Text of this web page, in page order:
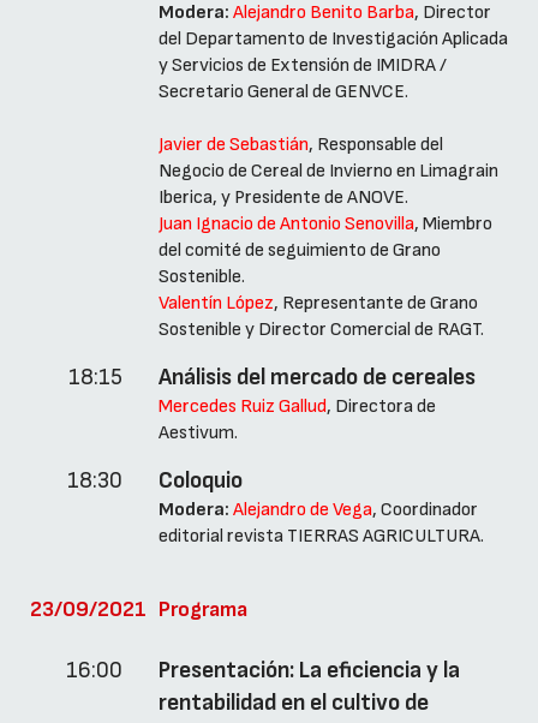
Modera: Alejandro Benito Barba, Director
del Departamento de Investigación Aplicada
y Servicios de Extensión de IMIDRA /
Secretario General de GENVCE.
Javier de Sebastián, Responsable del
Negocio de Cereal de Invierno en Limagrain
Iberica, y Presidente de ANOVE.
Juan Ignacio de Antonio Senovilla, Miembro
del comité de seguimiento de Grano
Sostenible.
Valentín López, Representante de Grano
Sostenible y Director Comercial de RAGT.
18:15 Análisis del mercado de cereales
Mercedes Ruiz Gallud, Directora de
Aestivum.
18:30 Coloquio
Modera: Alejandro de Vega, Coordinador
editorial revista TIERRAS AGRICULTURA.
23/09/2021 Programa
16:00
Presentación: La eficiencia y la
rentabilidad en el cultivo de